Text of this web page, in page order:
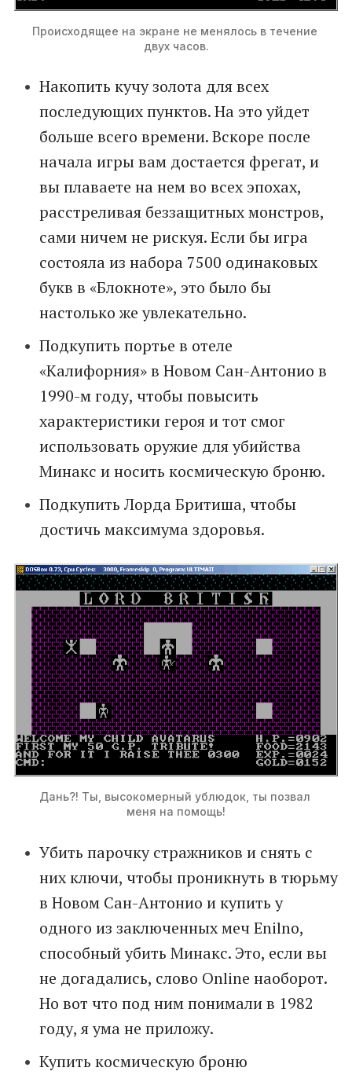
Происходящее на экране не менялось в течение
двух часов.
Накопить кучу золота для всех
последующих пунктов. На это уйдет
больше всего времени. Вскоре после
начала игры вам достается фрегат, и
вы плаваете на нем во всех эпохах,
расстреливая беззащитных монстров,
сами ничем не рискуя. Если бы игра
состояла из набора 7500 одинаковых
букв в «Блокноте», это было бы
настолько же увлекательно.
Подкупить портье в отеле
«Калифорния» в Новом Сан-Антонио в
1990-м году, чтобы повысить
характеристики героя и тот смог
использовать оружие для убийства
Минакс и носить космическую броню.
Подкупить Лорда Бритиша, чтобы
достичь максимума здоровья.
Дань?! Ты, высокомерный ублюдок, ты позвал
меня на помощь!
Убить парочку стражников и снять с
них ключи, чтобы проникнуть в тюрьму
в Новом Сан-Антонио и купить у
одного из заключенных меч Enilno,
способный убить Минакс. Это, если вы
не догадались, слово Online наоборот.
Но вот что под ним понимали в 1982
году, я ума не приложу.
Купить космическую броню